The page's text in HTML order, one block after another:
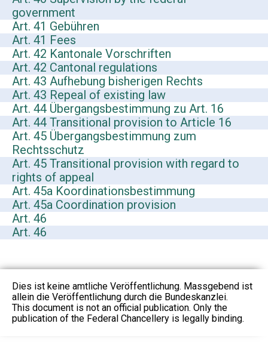
government
Art. 41 Gebühren
Art. 41 Fees
Art. 42 Kantonale Vorschriften
Art. 42 Cantonal regulations
Art. 43 Aufhebung bisherigen Rechts
Art. 43 Repeal of existing law
Art. 44 Übergangsbestimmung zu Art. 16
Art. 44 Transitional provision to Article 16
Art. 45 Übergangsbestimmung zum
Rechtsschutz
Art. 45 Transitional provision with regard to
rights of appeal
Art. 45a Koordinationsbestimmung
Art. 45a Coordination provision
Art. 46
Art. 46
Dies ist keine amtliche Veröffentlichung. Massgebend ist
allein die Veröffentlichung durch die Bundeskanzlei.
This document is not an official publication. Only the
publication of the Federal Chancellery is legally binding.